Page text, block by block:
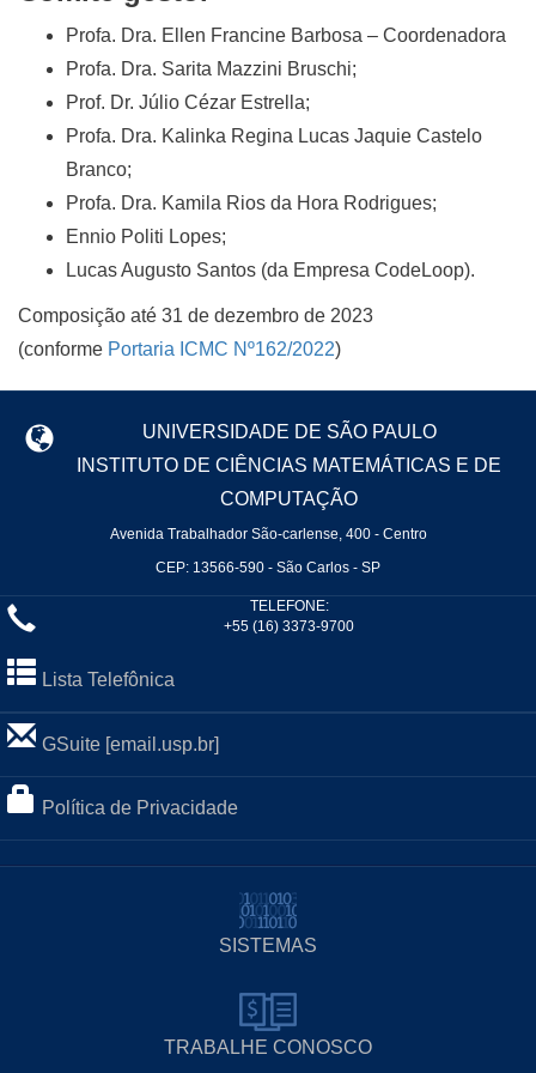
Profa. Dra. Ellen Francine Barbosa – Coordenadora
Profa. Dra. Sarita Mazzini Bruschi;
Prof. Dr. Júlio Cézar Estrella;
Profa. Dra. Kalinka Regina Lucas Jaquie Castelo
Branco;
Profa. Dra. Kamila Rios da Hora Rodrigues;
Ennio Politi Lopes;
Lucas Augusto Santos (da Empresa CodeLoop).
Composição até 31 de dezembro de 2023
(conforme Portaria ICMC Nº162/2022)
UNIVERSIDADE DE SÃO PAULO
INSTITUTO DE CIÊNCIAS MATEMÁTICAS E DE
COMPUTAÇÃO
Avenida Trabalhador São-carlense, 400 - Centro
CEP: 13566-590 - São Carlos - SP
TELEFONE:
+55 (16) 3373-9700
Lista Telefônica
GSuite [email.usp.br]
Política de Privacidade
SISTEMAS
TRABALHE CONOSCO